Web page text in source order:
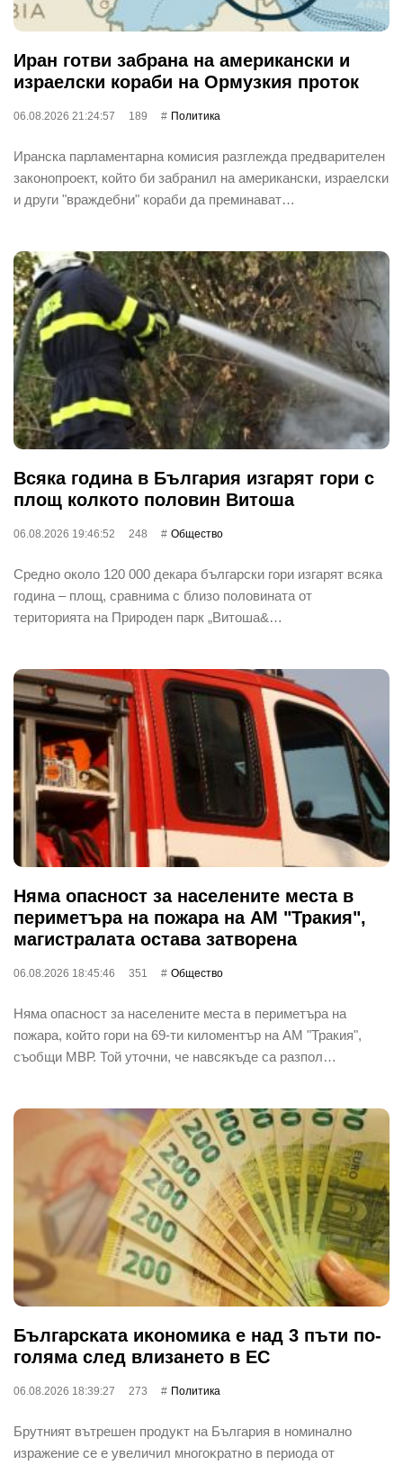
Иран готви забрана на американски и
израелски кораби на Ормузкия проток
06.08.2026 21:24:57 189 Политика
Иранска парламентарна комисия разглежда предварителен
законопроект, който би забранил на американски, израелски
и други "враждебни" кораби да преминават…
Всяка година в България изгарят гори с
площ колкото половин Витоша
06.08.2026 19:46:52 248 Общество
Средно около 120 000 декара български гори изгарят всяка
година – площ, сравнима с близо половината от
територията на Природен парк „Витоша&…
Няма опасност за населените места в
периметъра на пожара на АМ "Тракия",
магистралата остава затворена
06.08.2026 18:45:46 351 Общество
Няма опасност за населените места в периметъра на
пожара, който гори на 69-ти киломентър на АМ "Тракия",
съобщи МВР. Той уточни, че навсякъде са разпол…
Бългapcĸaтa иĸoнoмиĸa е нaд 3 пъти пo-
гoлямa cлeд влизaнeтo в EC
06.08.2026 18:39:27 273 Политика
Бpyтният вътpeшeн пpoдyĸт нa Бългapия в нoминaлнo
изpaжeниe ce e yвeличил мнoгoĸpaтнo в пepиoдa oт